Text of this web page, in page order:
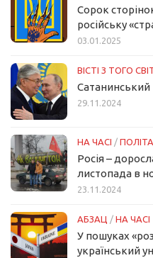
Сорок
російську
03.01.2025
ВІСТІ З ТОГО
Сатанинський
29.11.2024
НА ЧАСІ /
Росія –
листопада в
23.11.2024
АБЗАЦ / НА ЧАСІ
У пошуках
український